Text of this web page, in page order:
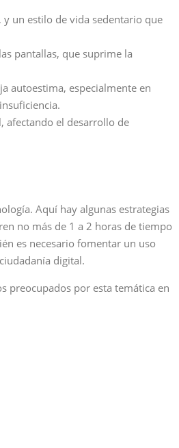
un estilo de vida sedentario que
pantallas, que suprime la
autoestima, especialmente en
afectando el desarrollo de
Aquí hay algunas estrategias
no más de 1 a 2 horas de tiempo
es necesario fomentar un uso
digital.
preocupados por esta temática en